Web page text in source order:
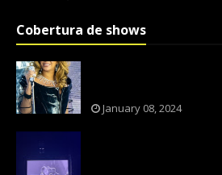
Cobertura de shows
January 08, 2024